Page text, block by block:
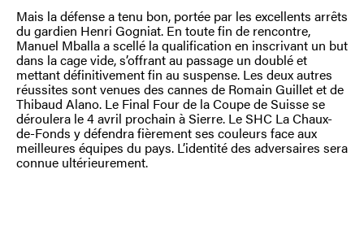
Mais la défense a tenu bon, portée par les excellents arrêts
du gardien Henri Gogniat. En toute fin de rencontre,
Manuel Mballa a scellé la qualification en inscrivant un but
dans la cage vide, s’offrant au passage un doublé et
mettant définitivement fin au suspense. Les deux autres
réussites sont venues des cannes de Romain Guillet et de
Thibaud Alano. Le Final Four de la Coupe de Suisse se
déroulera le 4 avril prochain à Sierre. Le SHC La Chaux-
de-Fonds y défendra fièrement ses couleurs face aux
meilleures équipes du pays. L’identité des adversaires sera
connue ultérieurement.